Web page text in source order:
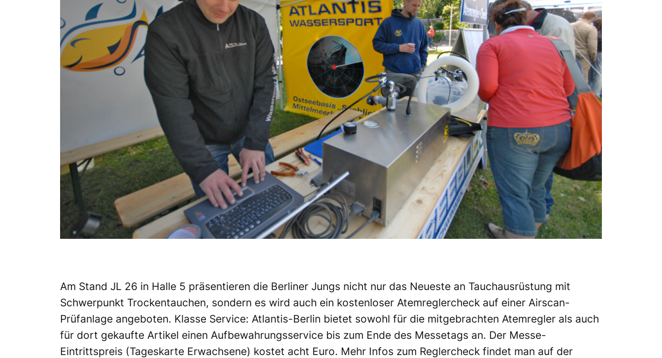
Am Stand JL 26 in Halle 5 präsentieren die Berliner Jungs nicht nur das Neueste an Tauchausrüstung mit
Schwerpunkt Trockentauchen, sondern es wird auch ein kostenloser Atemreglercheck auf einer Airscan-
Prüfanlage angeboten. Klasse Service: Atlantis-Berlin bietet sowohl für die mitgebrachten Atemregler als auch
für dort gekaufte Artikel einen Aufbewahrungsservice bis zum Ende des Messetags an. Der Messe-
Eintrittspreis (Tageskarte Erwachsene) kostet acht Euro. Mehr Infos zum Reglercheck findet man auf der